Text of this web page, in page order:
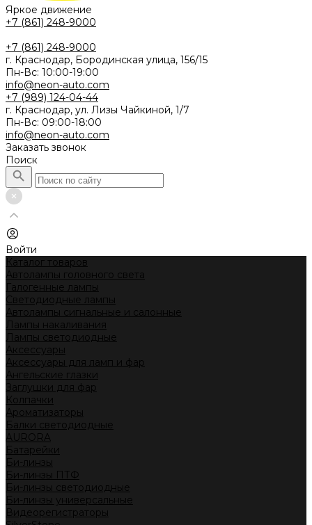
Яркое движение
+7 (861) 248-9000
+7 (861) 248-9000
г. Краснодар, Бородинская улица, 156/15
Пн-Вс: 10:00-19:00
info@neon-auto.com
+7 (989) 124-04-44
г. Краснодар, ул. Лизы Чайкиной, 1/7
Пн-Вс: 09:00-18:00
info@neon-auto.com
Заказать звонок
Поиск
Войти
Каталог товаров
Автолампы головного света
Галогенные лампы
Светодиодные лампы
Автолампы сигнальные и салонные
Лампы накаливания
Лампы светодиодные
Аксессуары
Аксессуары для ламп и фар
Ангельские глазки
Заглушки для фар
Колпачки
Ароматизаторы
Балки светодиодные
AURORA
Батарейки
Би-линзы
Би-линзы ПТФ
Би-линзы светодиодные
Би-линзы универсальные
Видеорегистраторы